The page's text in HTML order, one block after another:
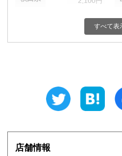
2,100円
栃木県 1,870円
1,870円
山梨県
すべて表
店舗情報